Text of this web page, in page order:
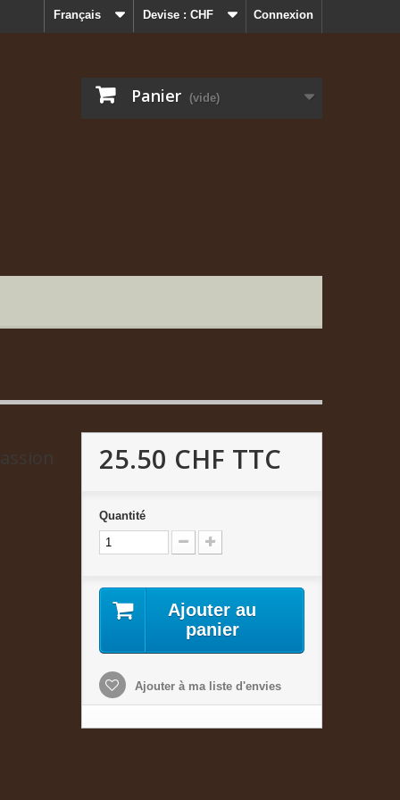
Connexion
Devise : CHF
Français
Panier (vide)
25.50 CHF TTC
Quantité
Ajouter au
panier
Ajouter à ma liste d'envies